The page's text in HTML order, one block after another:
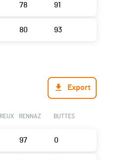
78 91
80 93
Export
RENNAZ BUTTES
97 0